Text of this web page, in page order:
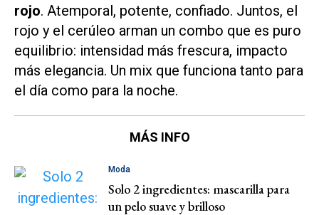
rojo. Atemporal, potente, confiado. Juntos, el
rojo y el cerúleo arman un combo que es puro
equilibrio: intensidad más frescura, impacto
más elegancia. Un mix que funciona tanto para
el día como para la noche.
MÁS INFO
Moda
Solo 2 ingredientes: mascarilla para
un pelo suave y brilloso